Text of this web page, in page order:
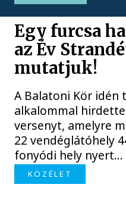
Egy furcsa
az Év
mutatjuk!
A Balatoni Kör idén
alkalommal
versenyt, amelyre
22 vendéglátóhely
fonyódi hely nyert...
KÖZÉLET